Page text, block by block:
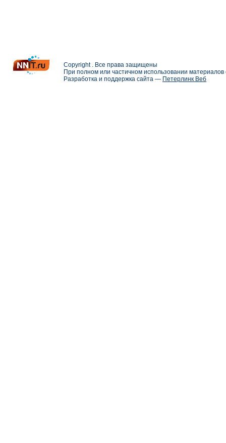
Copyright . Все права защищены
При полном или частичном использовании
Разработка и поддержка сайта — Петерлинк Веб